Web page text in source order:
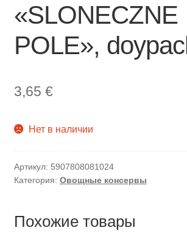
«SLONECZNE
POLE»,
3,65 €
Нет в наличии
Артикул: 5907808081024
Категория: Овощные консервы
Похожие товары